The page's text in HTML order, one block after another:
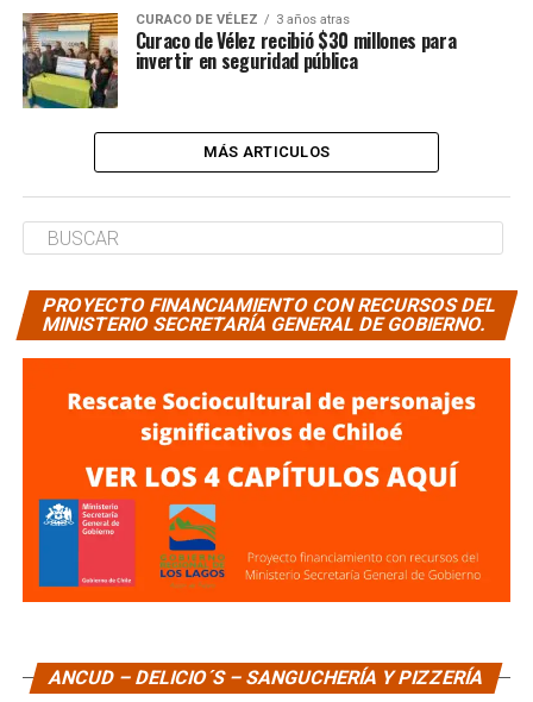
CURACO DE VÉLEZ 3 años atras
Curaco de Vélez recibió $30 millones para
invertir en seguridad pública
MÁS ARTICULOS
PROYECTO FINANCIAMIENTO CON RECURSOS DEL
MINISTERIO SECRETARÍA GENERAL DE GOBIERNO.
ANCUD – DELICIO´S – SANGUCHERÍA Y PIZZERÍA